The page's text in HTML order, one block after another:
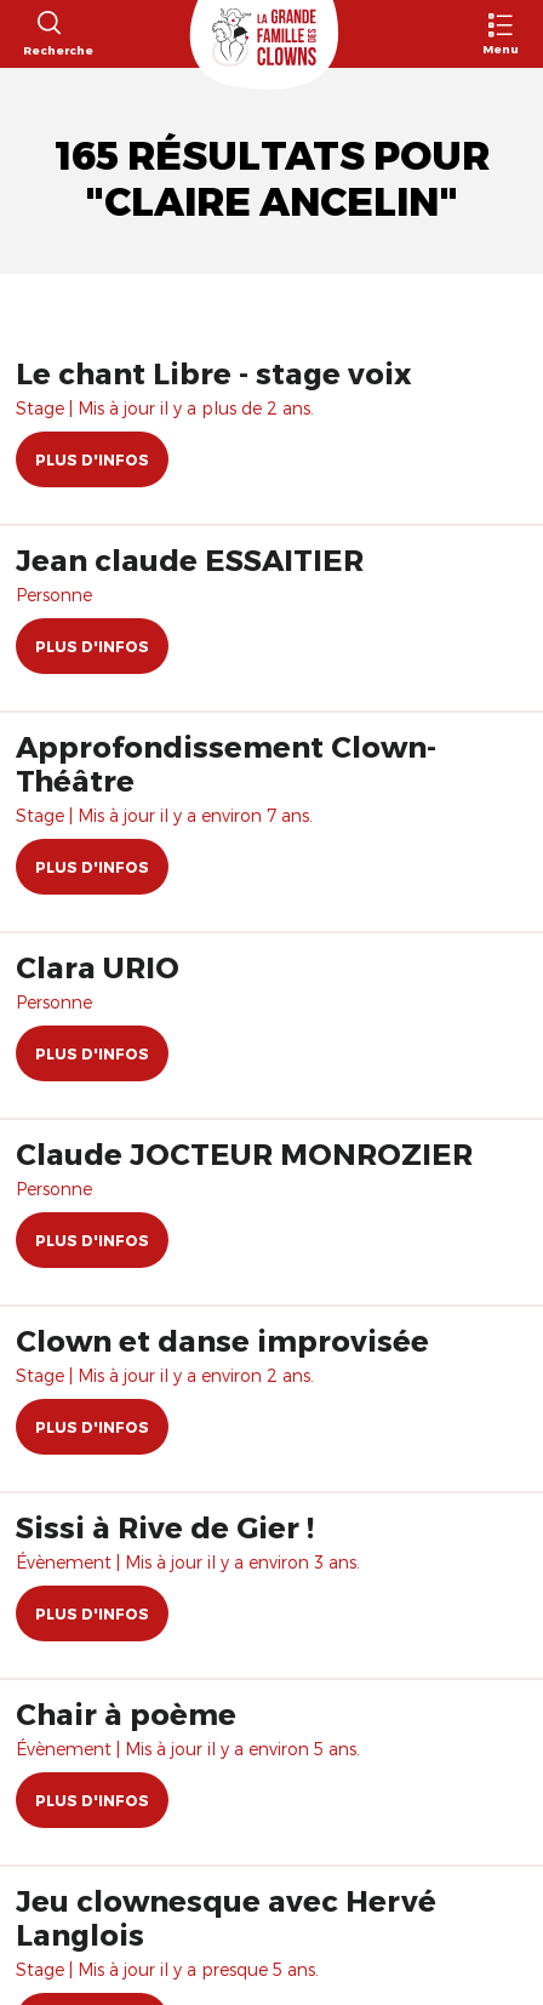
Recherche Menu
165 RÉSULTATS POUR
"CLAIRE ANCELIN"
Le chant Libre - stage voix
Stage | Mis à jour il y a plus de 2 ans.
PLUS D'INFOS
Jean claude ESSAITIER
Personne
PLUS D'INFOS
Approfondissement Clown-
Théâtre
Stage | Mis à jour il y a environ 7 ans.
PLUS D'INFOS
Clara URIO
Personne
PLUS D'INFOS
Claude JOCTEUR MONROZIER
Personne
PLUS D'INFOS
Clown et danse improvisée
Stage | Mis à jour il y a environ 2 ans.
PLUS D'INFOS
Sissi à Rive de Gier !
Évènement | Mis à jour il y a environ 3 ans.
PLUS D'INFOS
Chair à poème
Évènement | Mis à jour il y a environ 5 ans.
PLUS D'INFOS
Jeu clownesque avec Hervé
Langlois
Stage | Mis à jour il y a presque 5 ans.